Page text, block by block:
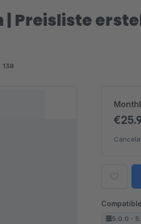
Preisliste
138
5.0.0 -